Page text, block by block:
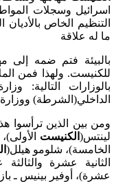
اسرائيل وسجلات
التنظيم الخاص
ما له علاقة
بالبيئة فتم ضمه إلى
للكنيست. ولهذا فمن
بالوزارات التالية:
الداخلي(الشرطة) ووزارة
ومن بين الذين ترأسوا
لينتس(الكنيست
الخامسة)، شلومو هيلل(
الثانية عشرة
عشرة)، أوفير بينيس ـ